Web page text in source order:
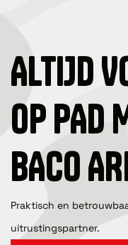
ALTIJD
OP PAD
BACO
Praktisch en
uitrustingspartner.